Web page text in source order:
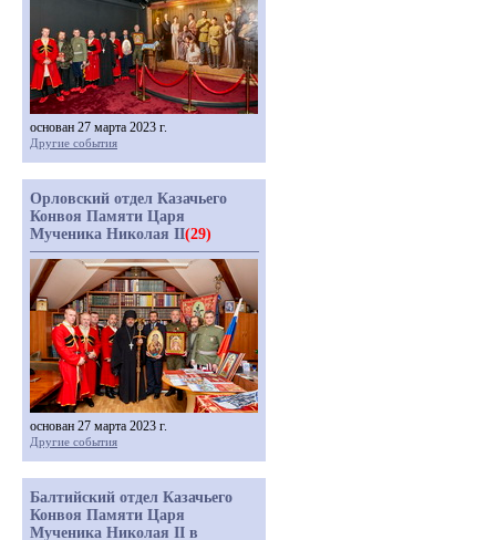
основан 27 марта 2023 г.
Другие события
Орловский отдел Казачьего
Конвоя Памяти Царя
Мученика Николая II(29)
основан 27 марта 2023 г.
Другие события
Балтийский отдел Казачьего
Конвоя Памяти Царя
Мученика Николая II в